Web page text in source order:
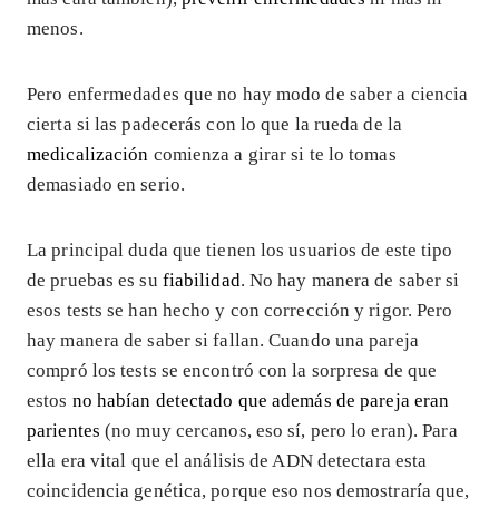
menos.
Pero enfermedades que no hay modo de saber a ciencia
cierta si las padecerás con lo que la rueda de la
medicalización comienza a girar si te lo tomas
demasiado en serio.
La principal duda que tienen los usuarios de este tipo
de pruebas es su fiabilidad. No hay manera de saber si
esos tests se han hecho y con corrección y rigor. Pero
hay manera de saber si fallan. Cuando una pareja
compró los tests se encontró con la sorpresa de que
estos no habían detectado que además de pareja eran
parientes (no muy cercanos, eso sí, pero lo eran). Para
ella era vital que el análisis de ADN detectara esta
coincidencia genética, porque eso nos demostraría que,